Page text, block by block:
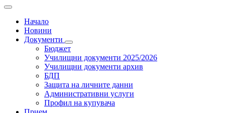
Начало
Новини
Документи
Бюджет
Училищни документи 2025/2026
Училищни документи архив
БДП
Защита на личните данни
Административни услуги
Профил на купувача